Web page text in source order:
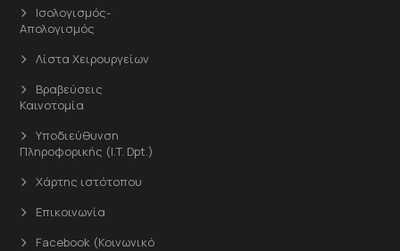
Ισολογισμός-
Απολογισμός
Λίστα Χειρουργείων
Βραβεύσεις
Καινοτομία
Υποδιεύθυνση
Πληροφορικής (I.T. Dpt.)
Χάρτης ιστότοπου
Επικοινωνία
Facebook (Κοινωνικό